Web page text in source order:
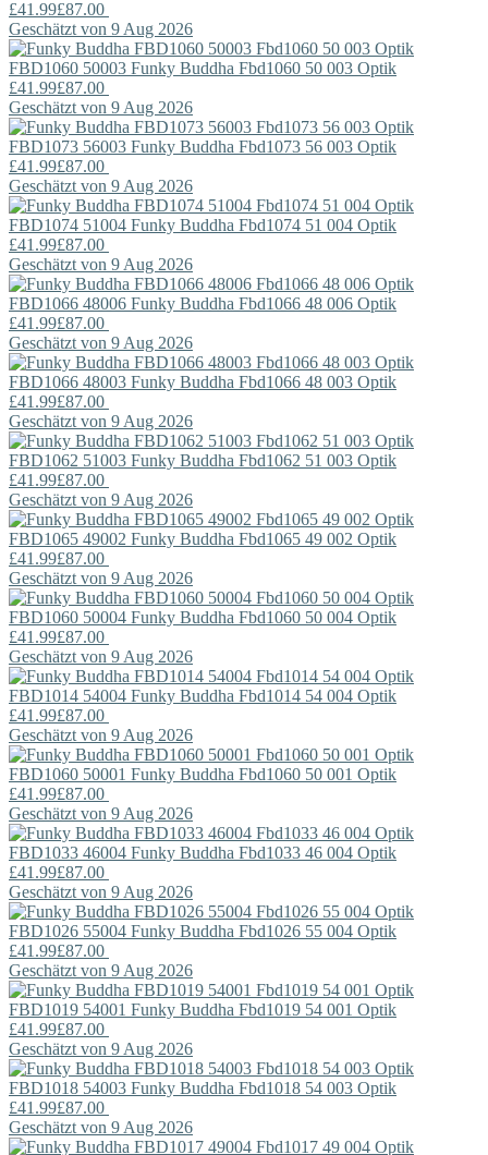
£41.99£87.00
Geschätzt von 9 Aug 2026
FBD1060 50003 Funky Buddha Fbd1060 50 003 Optik
£41.99£87.00
Geschätzt von 9 Aug 2026
FBD1073 56003 Funky Buddha Fbd1073 56 003 Optik
£41.99£87.00
Geschätzt von 9 Aug 2026
FBD1074 51004 Funky Buddha Fbd1074 51 004 Optik
£41.99£87.00
Geschätzt von 9 Aug 2026
FBD1066 48006 Funky Buddha Fbd1066 48 006 Optik
£41.99£87.00
Geschätzt von 9 Aug 2026
FBD1066 48003 Funky Buddha Fbd1066 48 003 Optik
£41.99£87.00
Geschätzt von 9 Aug 2026
FBD1062 51003 Funky Buddha Fbd1062 51 003 Optik
£41.99£87.00
Geschätzt von 9 Aug 2026
FBD1065 49002 Funky Buddha Fbd1065 49 002 Optik
£41.99£87.00
Geschätzt von 9 Aug 2026
FBD1060 50004 Funky Buddha Fbd1060 50 004 Optik
£41.99£87.00
Geschätzt von 9 Aug 2026
FBD1014 54004 Funky Buddha Fbd1014 54 004 Optik
£41.99£87.00
Geschätzt von 9 Aug 2026
FBD1060 50001 Funky Buddha Fbd1060 50 001 Optik
£41.99£87.00
Geschätzt von 9 Aug 2026
FBD1033 46004 Funky Buddha Fbd1033 46 004 Optik
£41.99£87.00
Geschätzt von 9 Aug 2026
FBD1026 55004 Funky Buddha Fbd1026 55 004 Optik
£41.99£87.00
Geschätzt von 9 Aug 2026
FBD1019 54001 Funky Buddha Fbd1019 54 001 Optik
£41.99£87.00
Geschätzt von 9 Aug 2026
FBD1018 54003 Funky Buddha Fbd1018 54 003 Optik
£41.99£87.00
Geschätzt von 9 Aug 2026